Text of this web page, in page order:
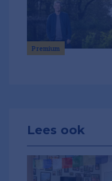
Premium
Lees ook